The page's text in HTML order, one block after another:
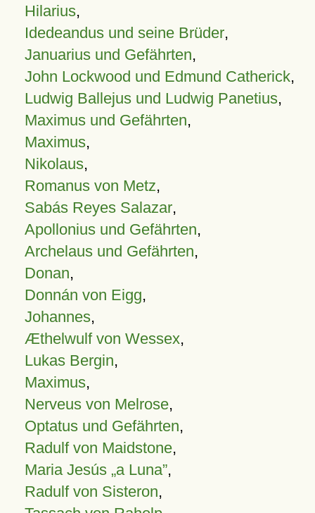
Hilarius,
Idedeandus und seine Brüder,
Januarius und Gefährten,
John Lockwood und Edmund Catherick,
Ludwig Ballejus und Ludwig Panetius,
Maximus und Gefährten,
Maximus,
Nikolaus,
Romanus von Metz,
Sabás Reyes Salazar,
Apollonius und Gefährten,
Archelaus und Gefährten,
Donan,
Donnán von Eigg,
Johannes,
Æthelwulf von Wessex,
Lukas Bergin,
Maximus,
Nerveus von Melrose,
Optatus und Gefährten,
Radulf von Maidstone,
Maria Jesús „a Luna”,
Radulf von Sisteron,